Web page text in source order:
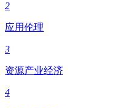
2
应用伦理
3
资源产业经济
4